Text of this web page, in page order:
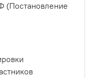
(Постановление